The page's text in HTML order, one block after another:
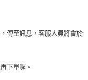
傳至訊息，客服人員將會於
下單喔。